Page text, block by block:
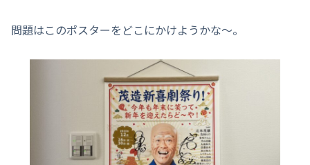
問題はこのポスターをどこにかけようかな～。